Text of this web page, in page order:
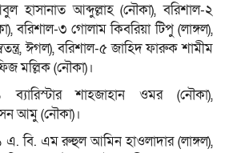
হাসানাত আব্দুল্লাহ (নৌকা), ব‌রিশাল-২
ব‌রিশাল-৩ গোলাম কিব‌রিয়া টিপু (লাঙ্গল),
ঈগল), ব‌রিশাল-৫ জা‌হিদ ফারুক শামীম
ম‌ল্লিক (নৌকা)।
ব্যারিস্টার শাহজাহান ওমর (নৌকা),
আমু (নৌকা)।
এ. বি. এম রুহুল আমিন হাওলাদার (লাঙ্গল),